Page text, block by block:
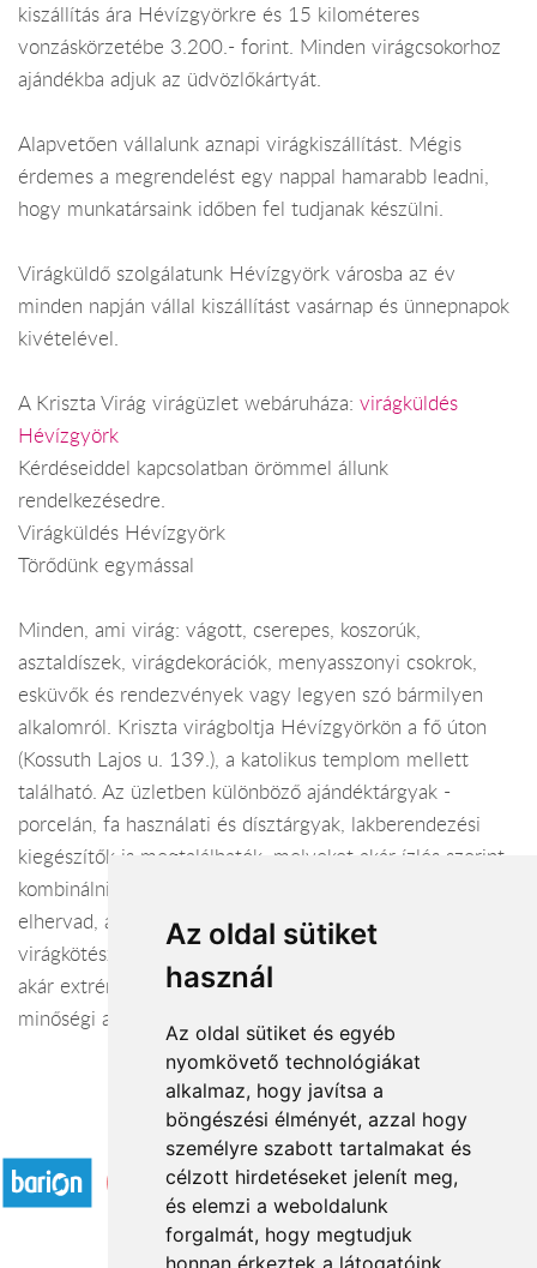
Az oldal sütiket
használ
Az oldal sütiket és egyéb
nyomkövető technológiákat
alkalmaz, hogy javítsa a
böngészési élményét, azzal hogy
személyre szabott tartalmakat és
célzott hirdetéseket jelenít meg,
és elemzi a weboldalunk
forgalmát, hogy megtudjuk
honnan érkeztek a látogatóink.
kiszállítás ára Hévízgyörkre és 15 kilométeres
vonzáskörzetébe 3.200.- forint. Minden virágcsokorhoz
ajándékba adjuk az üdvözlőkártyát.
Alapvetően vállalunk aznapi virágkiszállítást. Mégis
érdemes a megrendelést egy nappal hamarabb leadni,
hogy munkatársaink időben fel tudjanak készülni.
Virágküldő szolgálatunk Hévízgyörk városba az év
minden napján vállal kiszállítást vasárnap és ünnepnapok
kivételével.
A Kriszta Virág virágüzlet webáruháza: virágküldés
Hévízgyörk
Kérdéseiddel kapcsolatban örömmel állunk
rendelkezésedre.
Virágküldés Hévízgyörk
Törődünk egymással
Minden, ami virág: vágott, cserepes, koszorúk,
asztaldíszek, virágdekorációk, menyasszonyi csokrok,
esküvők és rendezvények vagy legyen szó bármilyen
alkalomról. Kriszta virágboltja Hévízgyörkön a fő úton
(Kossuth Lajos u. 139.), a katolikus templom mellett
található. Az üzletben különböző ajándéktárgyak -
porcelán, fa használati és dísztárgyak, lakberendezési
kiegészítők is megtalálhatók, melyeket akár ízlés szerint
kombinálni lehet virágokkal, így ha az élő dekoráció
elhervad, az ajándék megmarad. A hagyományos
virágkötészeti stílus mellett a fiatalosabb, modernebb
akár extrém trendeket próbálom előnyben részesíteni,
minőségi alapanyagokból megfizethető áron.
Elfogadott fizetési módok